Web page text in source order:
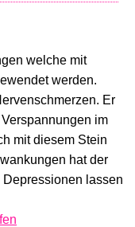
welche mit
werden.
Er
im
mit diesem Stein
hat der
lassen